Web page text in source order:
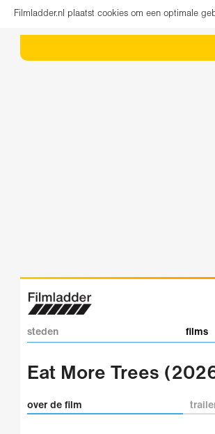
Filmladder.nl plaatst cookies om een optimale
steden films
Eat More Trees
over de film